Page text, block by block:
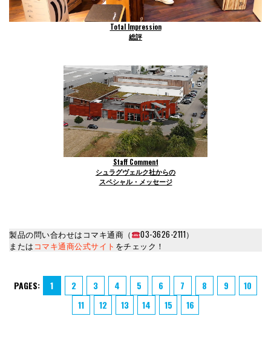
Total Impression
総評
Staff Comment
シュラグヴェルク社からの
スペシャル・メッセージ
製品の問い合わせはコマキ通商（
03-3626-2111）
または コマキ通商公式サイト をチェック！
PAGES: 1 2 3 4 5 6 7 8 9
10
11
12 13 14 15 16